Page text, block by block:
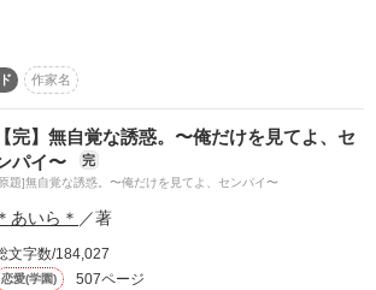
皆様のおかげです。
著者名が
お願いいたします。
ージまでの
ております
かなめ）
好きです……好きなんです」
すか？
会ったコだよね？」
会いなんて、全く望んでなんかいなかっ
作家名
【完】無自覚な誘惑。〜俺だけを見てよ、セ
パイ〜
完
題]無自覚な誘惑。〜俺だけを見てよ、センパイ〜
＊あいら＊ ／著
文字数/184,027
恋愛(学園) 507ページ